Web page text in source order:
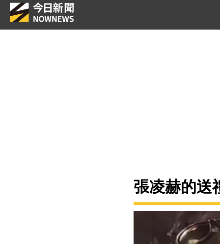
張凌赫的送